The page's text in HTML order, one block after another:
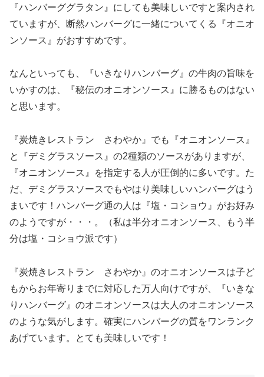
『ハンバーググラタン』にしても美味しいですと案内され
ていますが、断然ハンバーグに一緒についてくる『オニオ
ンソース』がおすすめです。
なんといっても、『いきなりハンバーグ』の牛肉の旨味を
いかすのは、『秘伝のオニオンソース』に勝るものはない
と思います。
『炭焼きレストラン さわやか』でも『オニオンソース』
と『デミグラスソース』の2種類のソースがありますが、
『オニオンソース』を指定する人が圧倒的に多いです。た
だ、デミグラスソースでもやはり美味しいハンバーグはう
まいです！ハンバーグ通の人は『塩・コショウ』がお好み
のようですが・・・。（私は半分オニオンソース、もう半
分は塩・コショウ派です）
『炭焼きレストラン さわやか』のオニオンソースは子ど
もからお年寄りまでに対応した万人向けですが、『いきな
りハンバーグ』のオニオンソースは大人のオニオンソース
のような気がします。確実にハンバーグの質をワンランク
あげています。とても美味しいです！